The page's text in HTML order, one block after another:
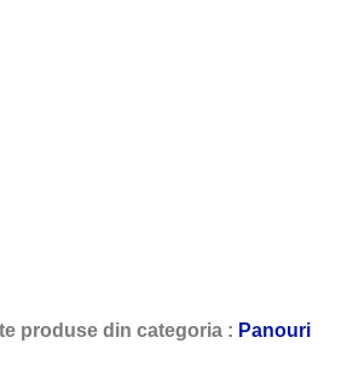
produse din categoria : Panouri